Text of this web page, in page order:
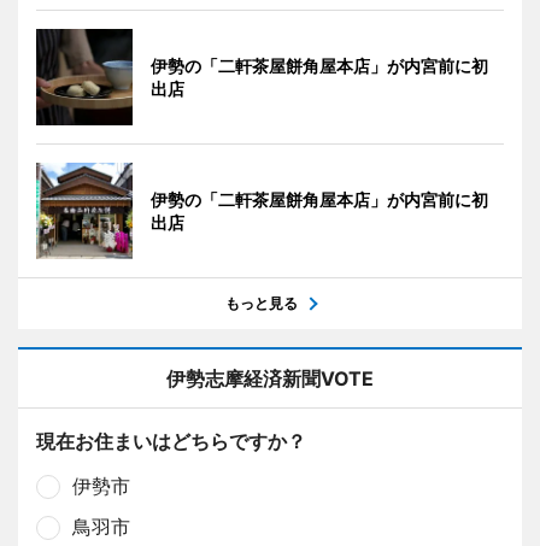
伊勢の「二軒茶屋餅角屋本店」が内宮前に初
出店
伊勢の「二軒茶屋餅角屋本店」が内宮前に初
出店
もっと見る
伊勢志摩経済新聞VOTE
現在お住まいはどちらですか？
伊勢市
鳥羽市